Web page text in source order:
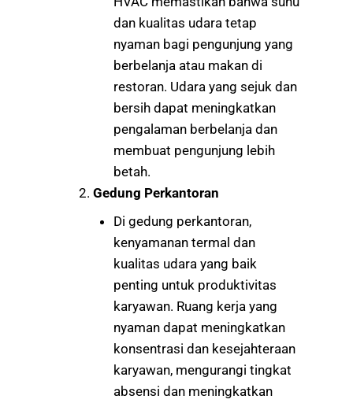
dan kualitas udara tetap
nyaman bagi pengunjung yang
berbelanja atau makan di
restoran. Udara yang sejuk dan
bersih dapat meningkatkan
pengalaman berbelanja dan
membuat pengunjung lebih
betah.
Gedung Perkantoran
Di gedung perkantoran,
kenyamanan termal dan
kualitas udara yang baik
penting untuk produktivitas
karyawan. Ruang kerja yang
nyaman dapat meningkatkan
konsentrasi dan kesejahteraan
karyawan, mengurangi tingkat
absensi dan meningkatkan